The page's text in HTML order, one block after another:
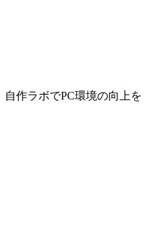
自作ラボでPC環境の向上を